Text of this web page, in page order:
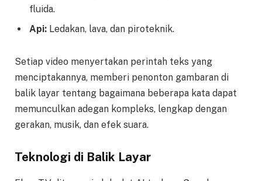
fluida.
Api: Ledakan, lava, dan piroteknik.
Setiap video menyertakan perintah teks yang
menciptakannya, memberi penonton gambaran di
balik layar tentang bagaimana beberapa kata dapat
memunculkan adegan kompleks, lengkap dengan
gerakan, musik, dan efek suara.
Teknologi di Balik Layar